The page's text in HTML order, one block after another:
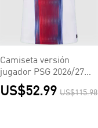
Camiseta versión
jugador PSG 2026/27
Segunda Equipación -
Versión Jugador
US$52.99 US$115.98